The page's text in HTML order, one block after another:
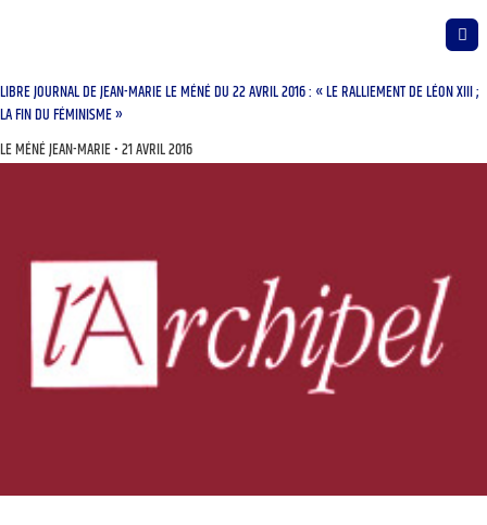
LIBRE JOURNAL DE JEAN-MARIE LE MÉNÉ DU 22 AVRIL 2016 : « LE RALLIEMENT DE LÉON XIII ;
LA FIN DU FÉMINISME »
LE MÉNÉ JEAN-MARIE 21 AVRIL 2016